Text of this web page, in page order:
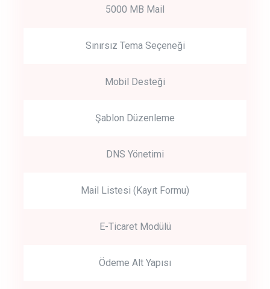
5000 MB Mail
Sınırsız Tema Seçeneği
Mobil Desteği
Şablon Düzenleme
DNS Yönetimi
Mail Listesi (Kayıt Formu)
E-Ticaret Modülü
Ödeme Alt Yapısı